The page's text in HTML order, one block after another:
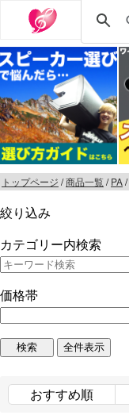
トップページ /商品一覧/PA/
絞り込み
カテゴリー内検索
価格帯
おすすめ順